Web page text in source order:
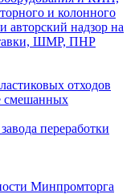
и колонного
авторский надзор на
ШМР, ПНР
отходов
смешанных
переработки
Минпромторга